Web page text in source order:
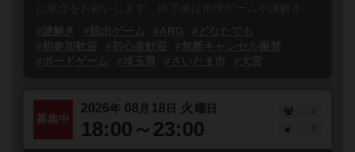
に集合をお願いします。終了後は推理ゲームや謎解き...
#謎解き
#脱出ゲーム #ARG
#どなたでも
#初参加歓迎
#初心者歓迎
#無断キャンセル厳禁
#ボードゲーム
#埼玉県 #さいたま市 #大宮
募集中
2026年 08 月 18 日 火 曜日
18:00～23:00
1